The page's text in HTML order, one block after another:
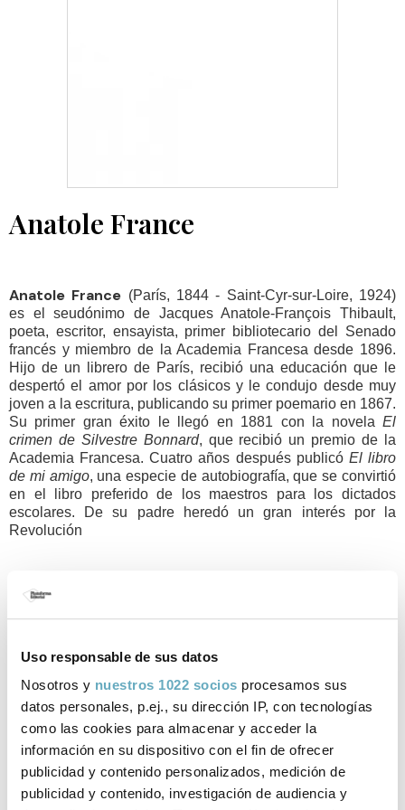
Uso responsable de sus datos
Nosotros y nuestros 1022 socios procesamos sus
datos personales, p.ej., su dirección IP, con tecnologías
como las cookies para almacenar y acceder la
información en su dispositivo con el fin de ofrecer
publicidad y contenido personalizados, medición de
publicidad y contenido, investigación de audiencia y
Anatole France
Anatole France (París, 1844 - Saint-Cyr-sur-Loire, 1924)
es el seudónimo de Jacques Anatole-François Thibault,
poeta, escritor, ensayista, primer bibliotecario del Senado
francés y miembro de la Academia Francesa desde 1896.
Hijo de un librero de París, recibió una educación que le
despertó el amor por los clásicos y le condujo desde muy
joven a la escritura, publicando su primer poemario en 1867.
Su primer gran éxito le llegó en 1881 con la novela El
crimen de Silvestre Bonnard, que recibió un premio de la
Academia Francesa. Cuatro años después publicó El libro
de mi amigo, una especie de autobiografía, que se convirtió
en el libro preferido de los maestros para los dictados
escolares. De su padre heredó un gran interés por la
Revolución
de sus novelas más importantes, como
PatojayLos dioses tienen sed. Además de su producción
géneros, también fue durante muchos años crítico literario
del periódico
políticas del momento, erigiéndose en uno de los grandes
apoyos de Émile Zola tras la publicación de suYo acuso
defensa de Dreyfus. Cercano al Partido Socialista Francés,
coqueteó brevemente con el comunismo e intervino en
causas por la separación de la Iglesia y el Estado, a favor
de los derechos sindicales y en contra de los presidios
militares. En 1921 recibió el Premio Nobel de Literatura «en